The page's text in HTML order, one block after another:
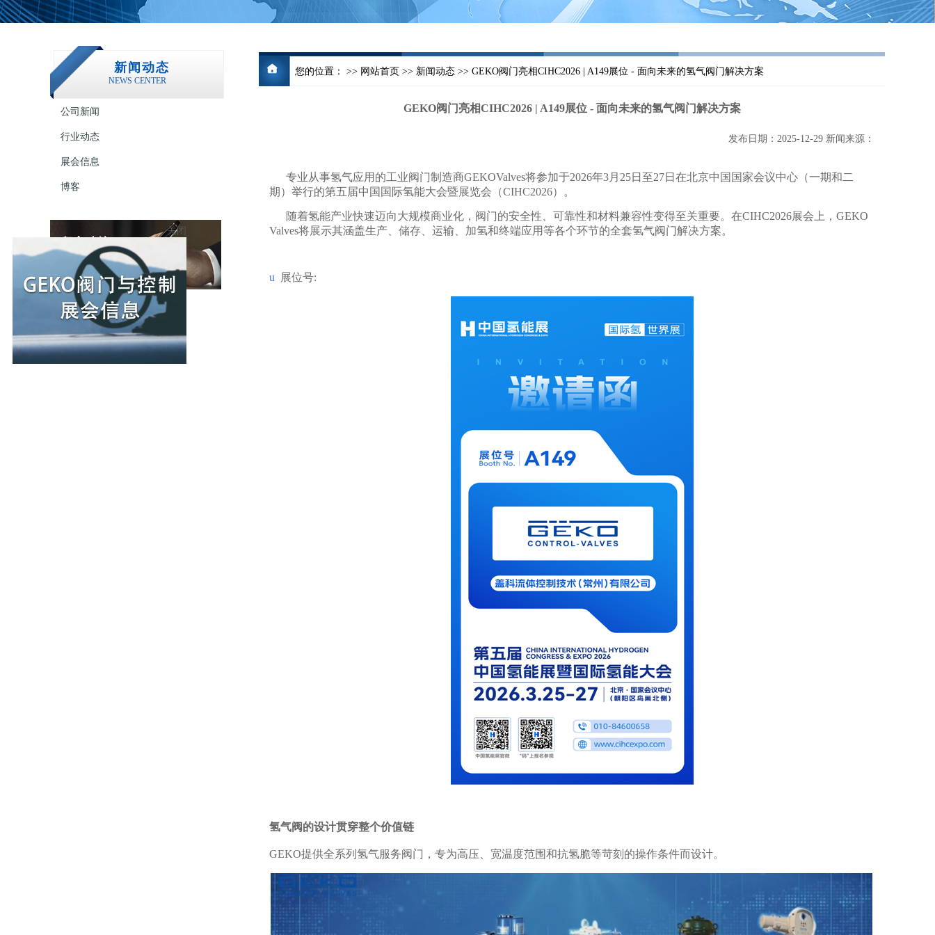
新闻动态
NEWS CENTER
公司新闻
行业动态
展会信息
博客
留言建议
Message
您的位置： >> 网站首页 >> 新闻动态 >> GEKO阀门亮相CIHC2026 | A149展位 - 面向未来的氢气阀门解决方案
GEKO阀门亮相CIHC2026 | A149展位 - 面向未来的氢气阀门解决方案
发布日期：2025-12-29 新闻来源：
专业从事氢气应用的工业阀门制造商GEKOValves将参加于2026年3月25日至27日在北京中国国家会议中心（一期和二
期）举行的第五届中国国际氢能大会暨展览会（CIHC2026）。
随着氢能产业快速迈向大规模商业化，阀门的安全性、可靠性和材料兼容性变得至关重要。在CIHC2026展会上，GEKO
Valves将展示其涵盖生产、储存、运输、加氢和终端应用等各个环节的全套氢气阀门解决方案。
u 展位号:
氢气阀的设计贯穿整个价值链
GEKO提供全系列氢气服务阀门，专为高压、宽温度范围和抗氢脆等苛刻的操作条件而设计。